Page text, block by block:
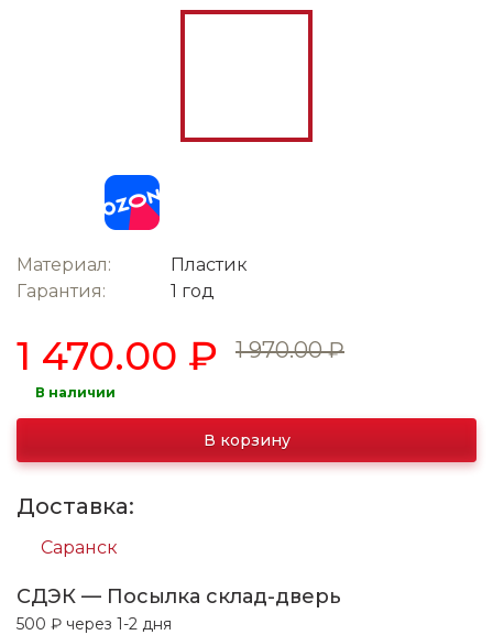
Материал:
Пластик
Гарантия:
1 год
1 470.00 ₽ 1 970.00 ₽
В наличии
В корзину
Доставка:
Саранск
СДЭК — Посылка склад-дверь
500 ₽ через 1-2 дня